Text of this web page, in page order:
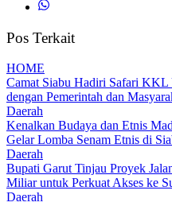
Pos Terkait
HOME
Camat Siabu Hadiri Safari
dengan Pemerintah dan
Daerah
Kenalkan Budaya dan Etnis
Gelar Lomba Senam Etnis di
Daerah
Bupati Garut Tinjau Proyek
Miliar untuk Perkuat Akses ke
Daerah